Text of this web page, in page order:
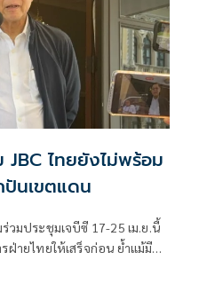
JBC ไทยยังไม่พร้อม
นเขตแดน
วมประชุมเจบีซี 17-25 เม.ย.นี้
ฝ่ายไทยให้เสร็จก่อน ย้ำแม้มี